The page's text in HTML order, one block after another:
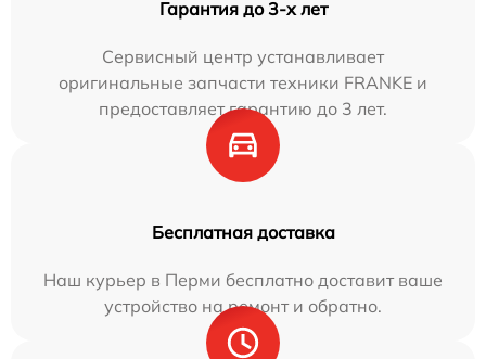
Гарантия до 3-х лет
Сервисный центр устанавливает
оригинальные запчасти техники FRANKE и
предоставляет гарантию до 3 лет.
Бесплатная доставка
Наш курьер в Перми бесплатно доставит ваше
устройство на ремонт и обратно.